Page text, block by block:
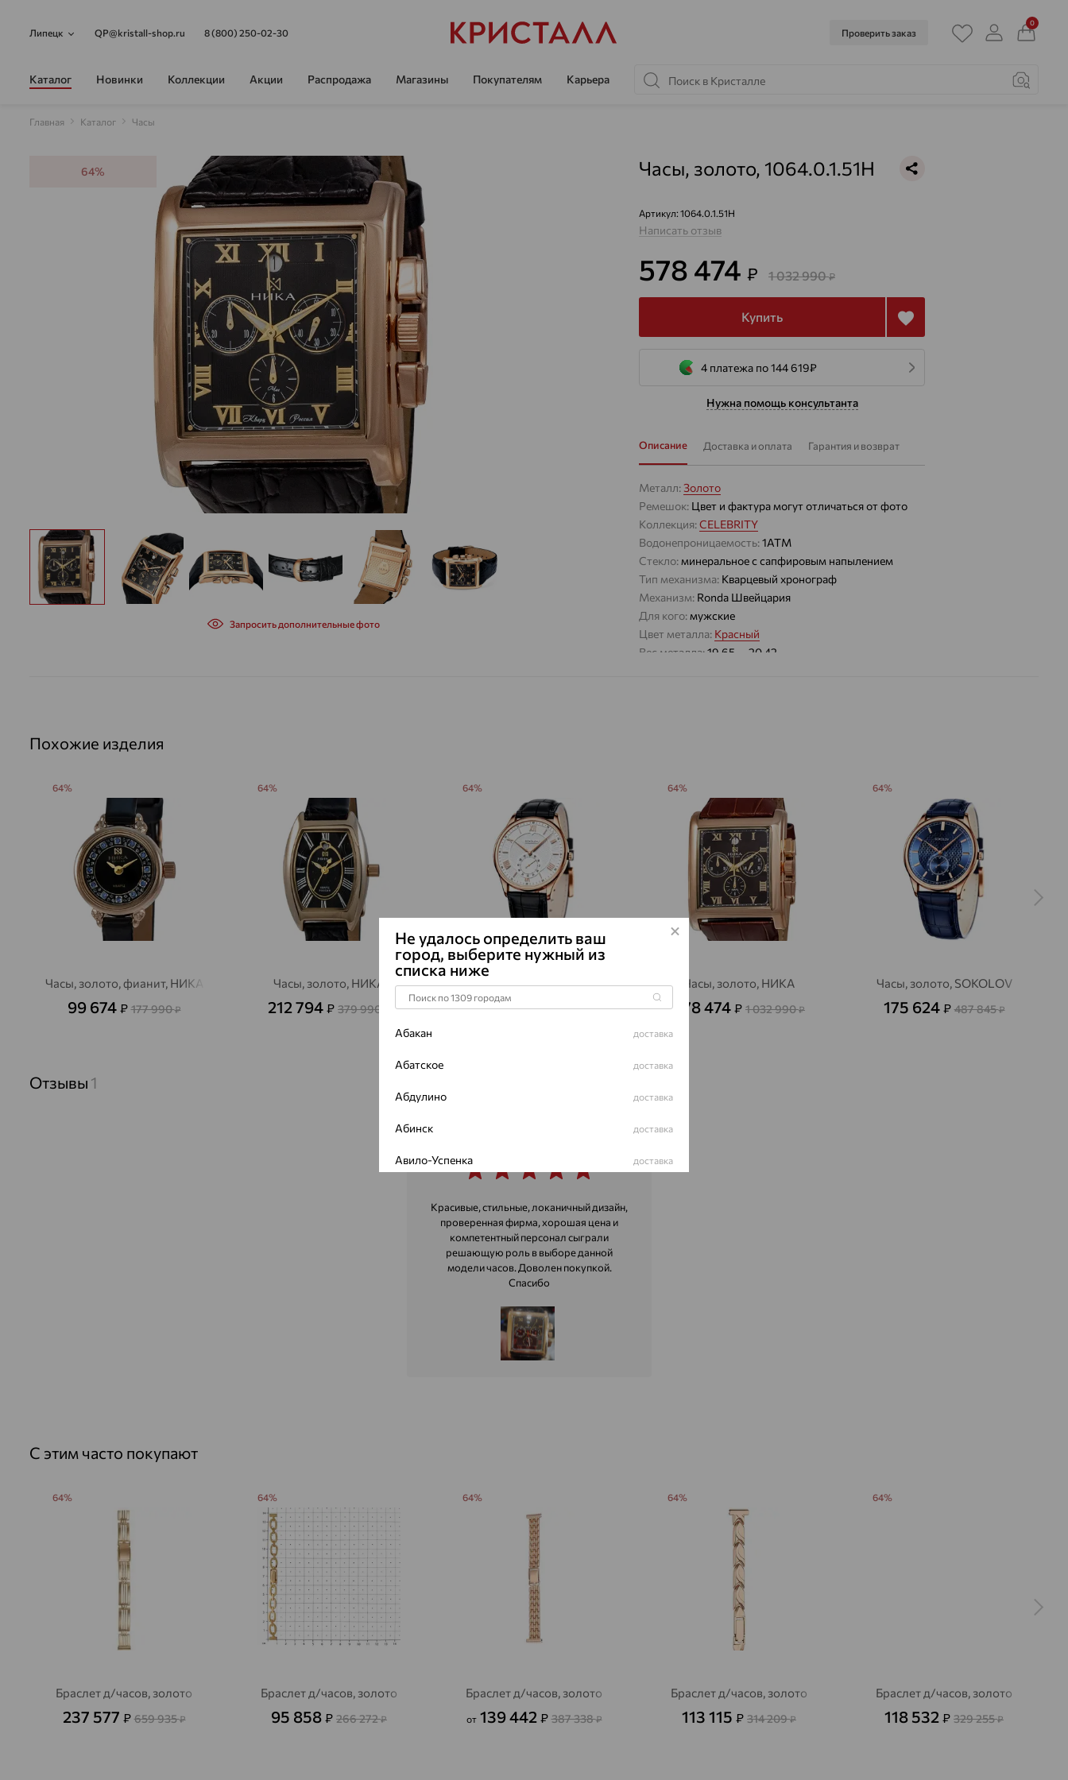
Липецк QP@kristall-shop.ru 8 (800) 250-02-30 Проверить заказ
0
Каталог Новинки Коллекции Акции Распродажа Магазины Покупателям Карьера
Главная Каталог Часы
64%
Запросить дополнительные фото
Часы, золото, 1064.0.1.51H
Артикул: 1064.0.1.51H
Написать отзыв
578 474 ₽ 1 032 990₽
Купить
4 платежа по 144 619₽
Нужна помощь консультанта
Описание Доставка и оплата Гарантия и возврат
Металл:Золото
Ремешок: Цвет и фактура могут отличаться от фото
Коллекция:CELEBRITY
Водонепроницаемость:1АТМ
Стекло:минеральное с сапфировым напылением
Тип механизма: Кварцевый хронограф
Механизм: Ronda Швейцария
Для кого:мужские
Цвет металла: Красный
Вес металла:19.65 — 20.42
Похожие изделия
Часы, золото, фианит, НИКА
99 674 ₽ 177 990₽
64%
Часы, золото, НИКА
212 794 ₽ 379 990
64%
Часы, золото, SOKOLOV
169 031₽ 469 530₽
64%
Часы, золото, НИКА
578 474 ₽ 1 032 990₽
64%
Часы, золото, SOKOLOV
175 624 ₽ 487 845₽
64%
Отзывы 1
Красивые, стильные, локаничный дизайн,
проверенная фирма, хорошая цена и
компетентный персонал сыграли
решающую роль в выборе данной
модели часов. Доволен покупкой.
Спасибо
С этим часто покупают
Браслет д/часов, золото
237 577 ₽ 659 935₽
64%
Браслет д/часов, золото
95 858 ₽ 266 272₽
64%
Браслет д/часов, золото
от 139 442 ₽ 387 338₽
64%
Браслет д/часов, золото
113 115 ₽ 314 209₽
64%
Браслет д/часов, золото
118 532 ₽ 329 255₽
64%
Не удалось определить ваш
город, выберите нужный из
списка ниже
Абакан доставка
Абатское доставка
Абдулино доставка
Абинск доставка
Авило-Успенка доставка
Агалатово
Алагир
Алатырь
Чувашия
Алдан